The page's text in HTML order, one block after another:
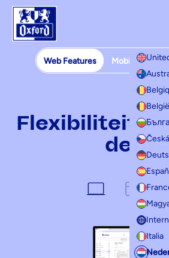
Overslaan naar inhoud
Italia
Web Features Mobile
Web features
Flexibiliteit,
delen